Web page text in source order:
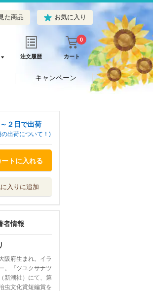
た商品 お気に入り
注文履歴 カート
0
キャンペーン
２日で出荷
出荷について！)
ートに入れる
入りに追加
者情報
阪府生まれ。イラ
。『ツユクサナツ
新潮社）にて、第
虫文化賞短編賞を